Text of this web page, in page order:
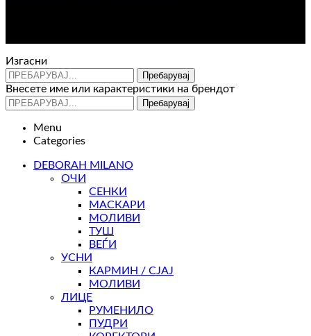
Изгасни
Пребарувај
Внесете име или карактеристики на брендот
Пребарувај
Menu
Categories
DEBORAH MILANO
ОЧИ
СЕНКИ
МАСКАРИ
МОЛИВИ
ТУШ
ВЕЃИ
УСНИ
КАРМИН / СЈАЈ
МОЛИВИ
ЛИЦЕ
РУМЕНИЛО
ПУДРИ